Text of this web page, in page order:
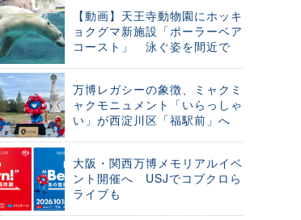
【動画】天王寺動物園にホッキ
ョクグマ新施設「ポーラーベア
コースト」 泳ぐ姿を間近で
万博レガシーの象徴、ミャクミ
ャクモニュメント「いらっしゃ
い」が西淀川区「福駅前」へ
大阪・関西万博メモリアルイベ
ント開催へ USJでコブクロら
ライブも